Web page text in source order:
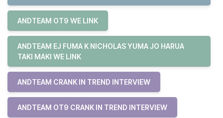
ANDTEAM OT9 WE LINK
ANDTEAM EJ FUMA K NICHOLAS YUMA JO HARUA
TAKI MAKI WE LINK
ANDTEAM CRANK IN TREND INTERVIEW
ANDTEAM OT9 CRANK IN TREND INTERVIEW